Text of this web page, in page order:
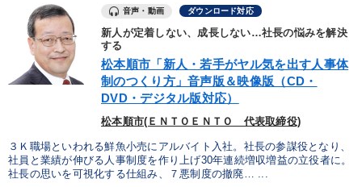
音声・動画 ダウンロード対応
新人が定着しない、成長しない…社長の悩みを解決
する
松本順市「新人・若手がヤル気を出す人事体
制のつくり方」音声版＆映像版（CD・
DVD・デジタル版対応）
松本順市(ＥＮＴＯＥＮＴＯ 代表取締役)
３Ｋ職場といわれる鮮魚小売にアルバイト入社。社長の参謀役となり、
社員と業績が伸びる人事制度を作り上げ30年連続増収増益の立役者に。
社長の思いを可視化する仕組み、７悪制度の撤廃… ...